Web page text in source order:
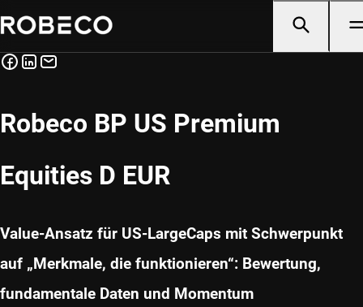
Robeco BP US Premium
Equities D EUR
Value-Ansatz für US-LargeCaps mit Schwerpunkt
auf „Merkmale, die funktionieren“: Bewertung,
fundamentale Daten und Momentum